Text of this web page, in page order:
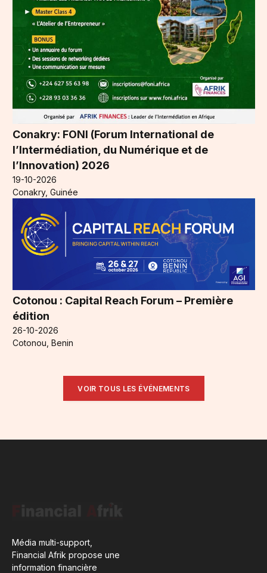
Conakry: FONI (Forum International de
l’Intermédiation, du Numérique et de
l’Innovation) 2026
19-10-2026
Conakry, Guinée
Cotonou : Capital Reach Forum – Première
édition
26-10-2026
Cotonou, Benin
VOIR TOUS LES ÉVÉNEMENTS
Média multi-support,
Financial Afrik propose une
information financière